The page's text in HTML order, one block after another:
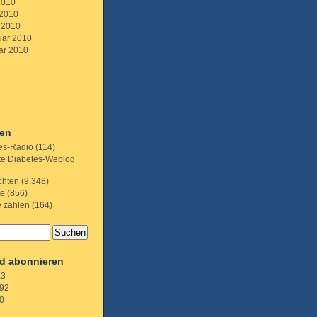
2010
2010
2010
Radio (114)
Diabetes-Weblog
(9.348)
(856)
zählen (164)
abonnieren